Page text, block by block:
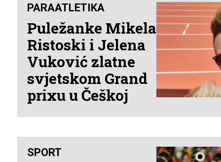
PARAATLETIKA
Puležanke Mikela
Ristoski i Jelena
Vuković zlatne
svjetskom Grand
prixu u Češkoj
SPORT